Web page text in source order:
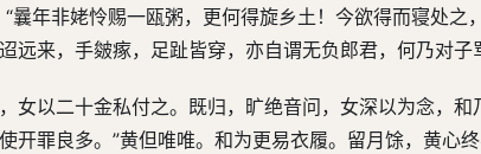
曩年非姥怜赐一瓯粥，更何得旋乡土！今欲得而寝处之
远来，手皴瘃，足趾皆穿，亦自谓无负郎君，何乃对子
女以二十金私付之。既归，旷绝音问，女深以为念，
开罪良多。”黄但唯唯。和为更易衣履。留月馀，黄心